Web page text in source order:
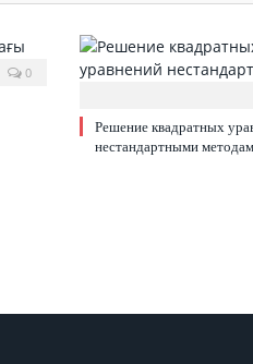
0
Решение квадратных
нестандартными